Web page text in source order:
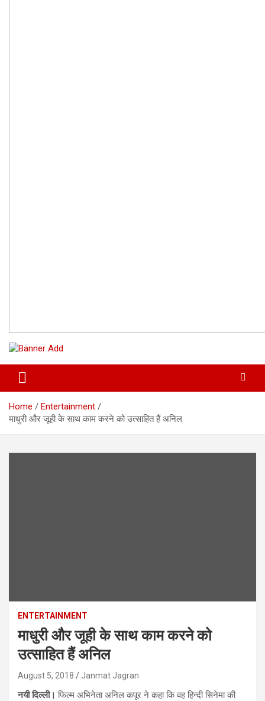
Home
Entertainment
माधुरी और जूही के साथ काम करने को उत्साहित हैं अनिल
ENTERTAINMENT
माधुरी और जूही के साथ काम करने को
उत्साहित हैं अनिल
August 5, 2018 Janmat Jagran
नयी दिल्ली। फिल्म अभिनेता अनिल कपूर ने कहा कि वह हिन्दी सिनेमा की